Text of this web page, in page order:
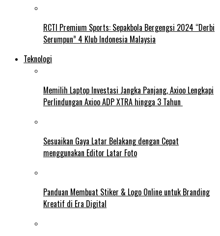
RCTI Premium Sports: Sepakbola Bergengsi 2024 “Derbi
Serumpun” 4 Klub Indonesia Malaysia
Teknologi
Memilih Laptop Investasi Jangka Panjang, Axioo Lengkapi
Perlindungan Axioo ADP XTRA hingga 3 Tahun
Sesuaikan Gaya Latar Belakang dengan Cepat
menggunakan Editor Latar Foto
Panduan Membuat Stiker & Logo Online untuk Branding
Kreatif di Era Digital